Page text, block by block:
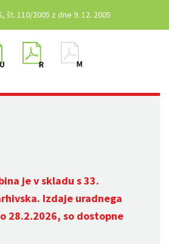
št. 110/2005 z dne 9. 12. 2005
je v skladu s 33.
Izdaje uradnega
28.2.2026, so dostopne